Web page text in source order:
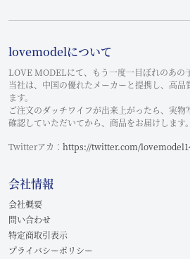
lovemodelについて
LOVE MODELにて、もう一度一目ぼれのあの
当社は、中国の優れたメーカーと提携し、高品
ます。
ご注文のダッチワイフが出来上がったら、実
確認していただいてから、商品をお届けします。
Twitterアカ： https://twitter.com/
会社情報
会社概要
問い合わせ
特定商取引表示
プライバシーポリシー